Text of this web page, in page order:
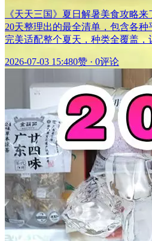
《天天三国》夏日解暑美食攻略
20天整理出的最全清单，包含各种
完美适配整个夏天，种类全覆盖
2026-07-03 15:480赞 · 0评论